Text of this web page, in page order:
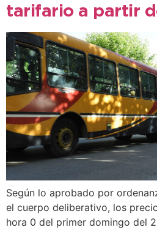
tarifario a partir
Según lo aprobado por
el cuerpo deliberativo, los
hora 0 del primer domingo del